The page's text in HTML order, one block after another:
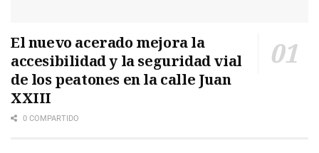
El nuevo acerado mejora la
accesibilidad y la seguridad vial
de los peatones en la calle Juan
XXIII
0 COMPARTIDO